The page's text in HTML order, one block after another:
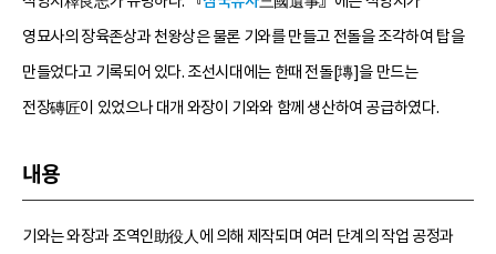
영묘사의 장육존상과 천왕상은 물론 기와를 만들고 전돌을 조각하여 탑을
만들었다고 기록되어 있다. 조선시대에는 한때 전돌[塼]을 만드는
전장磚匠이 있었으나 대개 와장이 기와와 함께 생산하여 공급하였다.
내용
기와는 와장과 조역인助役人에 의해 제작되며 여러 단계의 작업 공정과